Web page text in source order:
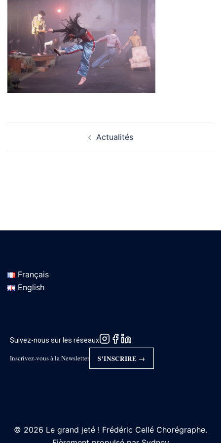
Actualités
Français
English
Suivez-nous sur les réseaux
Inscrivez-vous à la Newsletter S'INSCRIRE →
© 2026 Le grand jeté ! Frédéric Cellé Chorégraphe.